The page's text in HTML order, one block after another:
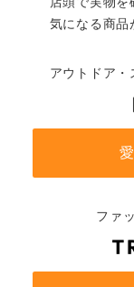
気になる商品
アウトドア・
ファ